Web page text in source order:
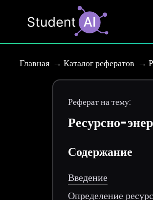
Главная Каталог рефератов
Реферат на тему:
Ресурсно-
Содержание
Введение
Определение